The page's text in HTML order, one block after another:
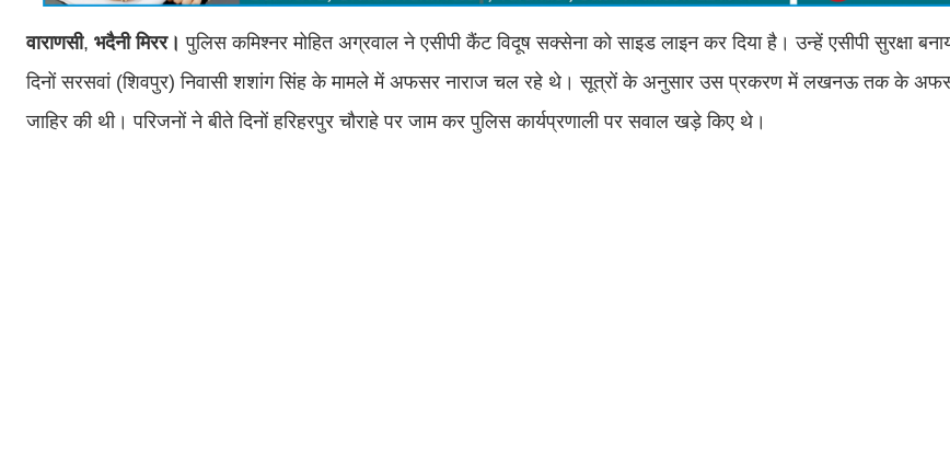
वाराणसी, भदैनी मिरर। पुलिस कमिश्नर मोहित अग्रवाल ने एसीपी कैंट विदूष सक्सेना को साइड लाइन कर दिया है। उन्हें एसीपी सुरक्षा
दिनों सरसवां (शिवपुर) निवासी शशांग सिंह के मामले में अफसर नाराज चल रहे थे। सूत्रों के अनुसार उस प्रकरण में लखनऊ तक के
जाहिर की थी। परिजनों ने बीते दिनों हरिहरपुर चौराहे पर जाम कर पुलिस कार्यप्रणाली पर सवाल खड़े किए थे।